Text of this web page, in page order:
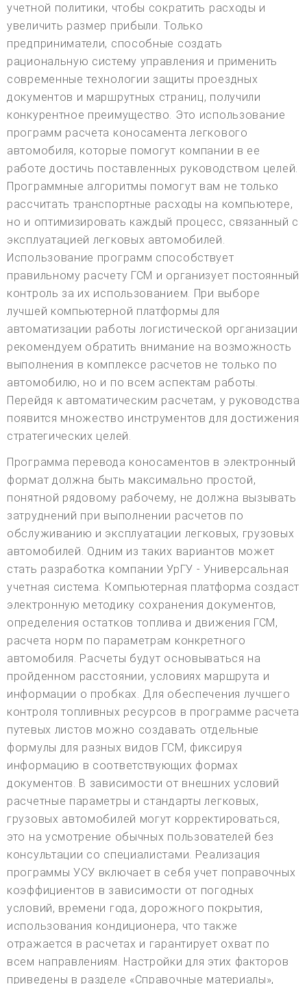
учетной политики, чтобы сократить расходы и
увеличить размер прибыли. Только
предприниматели, способные создать
рациональную систему управления и применить
современные технологии защиты проездных
документов и маршрутных страниц, получили
конкурентное преимущество. Это использование
программ расчета коносамента легкового
автомобиля, которые помогут компании в ее
работе достичь поставленных руководством целей.
Программные алгоритмы помогут вам не только
рассчитать транспортные расходы на компьютере,
но и оптимизировать каждый процесс, связанный с
эксплуатацией легковых автомобилей.
Использование программ способствует
правильному расчету ГСМ и организует постоянный
контроль за их использованием. При выборе
лучшей компьютерной платформы для
автоматизации работы логистической организации
рекомендуем обратить внимание на возможность
выполнения в комплексе расчетов не только по
автомобилю, но и по всем аспектам работы.
Перейдя к автоматическим расчетам, у руководства
появится множество инструментов для достижения
стратегических целей.
Программа перевода коносаментов в электронный
формат должна быть максимально простой,
понятной рядовому рабочему, не должна вызывать
затруднений при выполнении расчетов по
обслуживанию и эксплуатации легковых, грузовых
автомобилей. Одним из таких вариантов может
стать разработка компании УрГУ - Универсальная
учетная система. Компьютерная платформа создаст
электронную методику сохранения документов,
определения остатков топлива и движения ГСМ,
расчета норм по параметрам конкретного
автомобиля. Расчеты будут основываться на
пройденном расстоянии, условиях маршрута и
информации о пробках. Для обеспечения лучшего
контроля топливных ресурсов в программе расчета
путевых листов можно создавать отдельные
формулы для разных видов ГСМ, фиксируя
информацию в соответствующих формах
документов. В зависимости от внешних условий
расчетные параметры и стандарты легковых,
грузовых автомобилей могут корректироваться,
это на усмотрение обычных пользователей без
консультации со специалистами. Реализация
программы УСУ включает в себя учет поправочных
коэффициентов в зависимости от погодных
условий, времени года, дорожного покрытия,
использования кондиционера, что также
отражается в расчетах и гарантирует охват по
всем направлениям. Настройки для этих факторов
приведены в разделе «Справочные материалы»,